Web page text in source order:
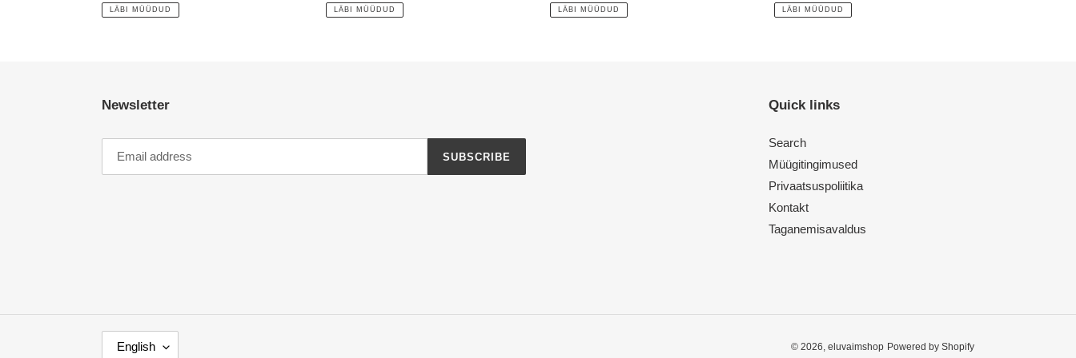
priceLÄBI MÜÜDUD
priceLÄBI MÜÜDUD
priceLÄBI MÜÜDUD
priceLÄBI MÜÜDUD
Newsletter
SUBSCRIBE
Quick links
Search
Müügitingimused
Privaatsuspoliitika
Kontakt
Taganemisavaldus
English © 2026, eluvaimshop Powered by Shopify